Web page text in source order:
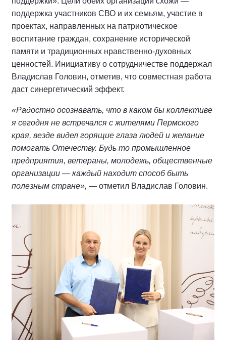
поддержка участников СВО и их семьям, участие в
проектах, направленных на патриотическое
воспитание граждан, сохранение исторической
памяти и традиционных нравственно-духовных
ценностей. Инициативу о сотрудничестве поддержал
Владислав Головин, отметив, что совместная работа
даст синергетический эффект.
«Радостно осознавать, что в каком бы коллективе
я сегодня не встречался с жителями Пермского
края, везде видел горящие глаза людей и желание
помогать Отечеству. Будь то промышленное
предприятия, ветераны, молодежь, общественные
организации — каждый находит способ быть
полезным стране», — отметил Владислав Головин.